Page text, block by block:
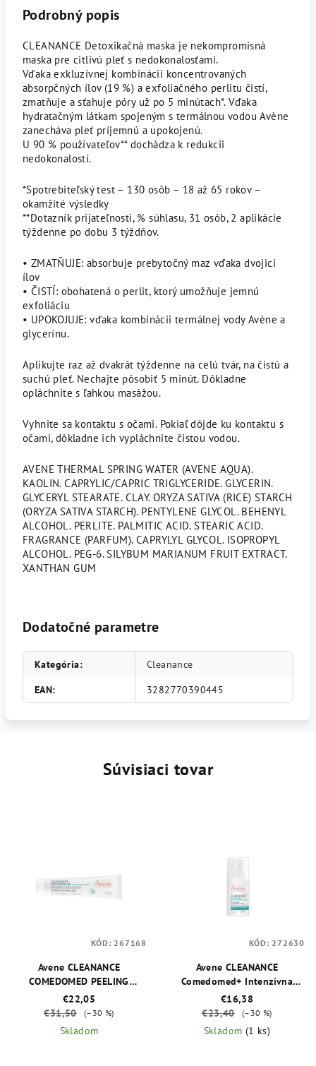
Podrobný popis
CLEANANCE Detoxikačná maska je nekompromisná
maska pre citlivú pleť s nedokonalosťami.
Vďaka exkluzívnej kombinácii koncentrovaných
absorpčných ílov (19 %) a exfoliačného perlitu čistí,
zmatňuje a sťahuje póry už po 5 minútach*. Vďaka
hydratačným látkam spojeným s termálnou vodou Avène
zanecháva pleť príjemnú a upokojenú.
U 90 % používateľov** dochádza k redukcii
nedokonalostí.
*Spotrebiteľský test – 130 osôb – 18 až 65 rokov –
okamžité výsledky
**Dotazník prijateľnosti, % súhlasu, 31 osôb, 2 aplikácie
týždenne po dobu 3 týždňov.
• ZMATŇUJE: absorbuje prebytočný maz vďaka dvojici
ílov
• ČISTÍ: obohatená o perlit, ktorý umožňuje jemnú
exfoliáciu
• UPOKOJUJE: vďaka kombinácii termálnej vody Avène a
glycerínu.
Aplikujte raz až dvakrát týždenne na celú tvár, na čistú a
suchú pleť. Nechajte pôsobiť 5 minút. Dôkladne
opláchnite s ľahkou masážou.
Vyhnite sa kontaktu s očami. Pokiaľ dôjde ku kontaktu s
očami, dôkladne ich vypláchnite čistou vodou.
AVENE THERMAL SPRING WATER (AVENE AQUA).
KAOLIN. CAPRYLIC/CAPRIC TRIGLYCERIDE. GLYCERIN.
GLYCERYL STEARATE. CLAY. ORYZA SATIVA (RICE) STARCH
(ORYZA SATIVA STARCH). PENTYLENE GLYCOL. BEHENYL
ALCOHOL. PERLITE. PALMITIC ACID. STEARIC ACID.
FRAGRANCE (PARFUM). CAPRYLYL GLYCOL. ISOPROPYL
ALCOHOL. PEG-6. SILYBUM MARIANUM FRUIT EXTRACT.
XANTHAN GUM
Dodatočné parametre
Kategória:
Cleanance
EAN: 3282770390445
Súvisiaci tovar
Avene CLEANANCE
COMEDOMED PEELING
Intenzívny krém pri
zhoršených prejavoch akné
€22,05
€31,50
(–30 %)
Skladom
KÓD: 267168
Avene CLEANANCE
Comedomed+ Intenzívna
starostlivosť proti
nedokonalostiam aknóznej
€16,38
€23,40
(–30 %)
Skladom (1 ks)
KÓD: 272630